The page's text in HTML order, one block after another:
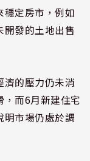
穩定房市，例如
開發的土地出售
濟的壓力仍未消
，而6月新建住宅
明市場仍處於調